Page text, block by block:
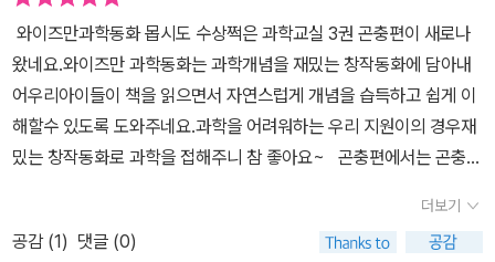
이들의 탐구 능력과 문제해결력에 날개를 달아 주기 위해 기획된 시
리즈입니다. 어린이들이 과학동화를 읽으면서 등장인물의 경험에 자
신의 경험과 생각을 일치시키면서 몰입해 가고, 등장인물이 최종적으
로 알아낸 개념과 원리를 어린이 스스로 자신의 것으로 가져가게 하
는 데 목적이 있습니다. 그러려면 이야기 속에 어린이들이 공감하는
소재, 쉬운 내용과 어려운 내용이 적절히 배합되어 승부욕이 생길 수
있도록 장치해야 합니다. 와이즈만 과학동화는 일상생활에서 벌어지
와이즈만과학동화 몹시도 수상쩍은 과학교실 3권 곤충편이 새로나
왔네요.와이즈만 과학동화는 과학개념을 재밌는 창작동화에 담아내
어우리아이들이 책을 읽으면서 자연스럽게 개념을 습득하고 쉽게 이
해할수 있도록 도와주네요.과학을 어려워하는 우리 지원이의 경우재
밌는 창작동화로 과학을 접해주니 참 좋아요~ 곤충편에서는 곤충에
곤충의 눈과 입, 더듬이,곤충의 먹이,천적,집짓기,탈바꿈,멸종곤충등
다양한 정보가 재밌는 스토리안에 담겨있어요.아로네 집 옆에 있는
더보기
공감 (1) 댓글 (0)